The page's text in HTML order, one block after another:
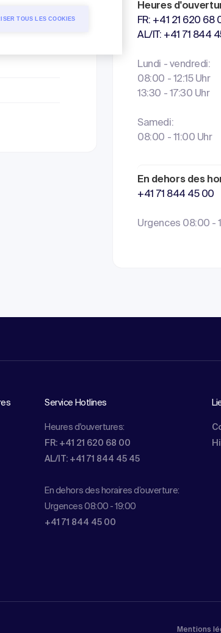
Heures
FR: +41 21 620 68
AL/IT: +41 71 844
Lundi - vendredi:
08:00 - 12:15 Uhr
13:30 - 17:30 Uhr
Samedi:
08:00 - 11:00 Uhr
En dehors des
+41 71 844 45 00
Urgences 08:00 -
Service Hotlines
Heures d'ouvertures:
FR: +41 21 620 68 00
AL/IT: +41 71 844 45 45
En dehors des horaires d’ouverture:
Urgences 08:00 - 19:00
+41 71 844 45 00
Mentions
TOUS LES COOKIES